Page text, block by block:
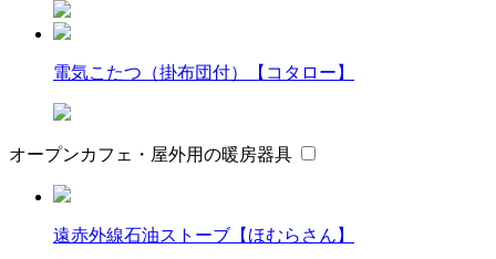
電気こたつ（掛布団付）【コタロー】
オープンカフェ・屋外用の暖房器具
遠赤外線石油ストーブ【ほむらさん】